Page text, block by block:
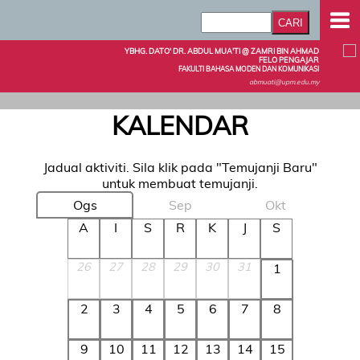
YBHG. DATO' DR. ABDUL MUA'TI @ ZAMRI BIN AHMAD
FELO PENGAJAR
FAKULTI BAHASA MODEN DAN KOMUNIKASI
abmuati@upm.edu.my
KALENDAR
Jadual aktiviti. Sila klik pada "Temujanji Baru"
untuk membuat temujanji.
Ogs
Sep
Okt
A
I S R K J S
26 27 28 29 30 31 1
2 3 4 5 6 7 8
9 10 11 12 13 14 15